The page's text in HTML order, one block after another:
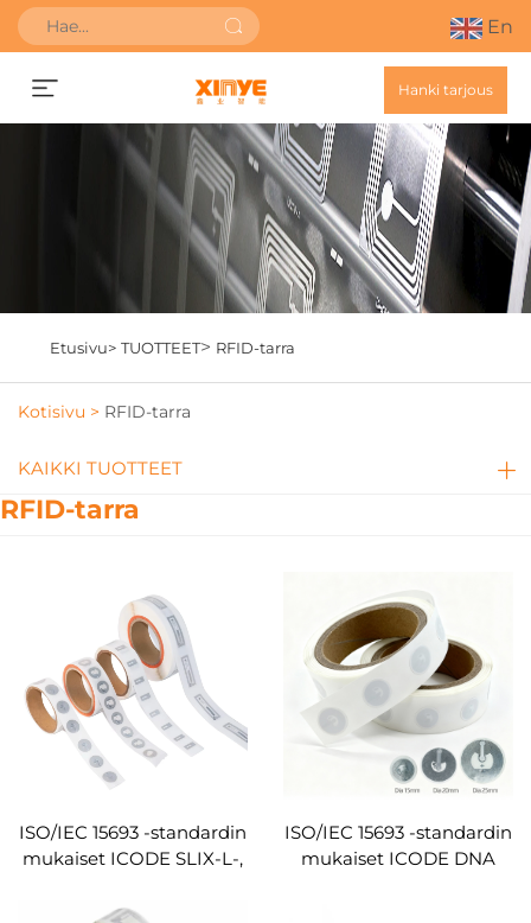
En
Hanki tarjous
Etusivu> TUOTTEET> RFID-tarra
Kotisivu > RFID-tarra
KAIKKI TUOTTEET
RFID-tarra
ISO/IEC 15693 -standardin
mukaiset ICODE SLIX-L-,
SLIX-RFID-tarrat, NFC-
ISO/IEC 15693 -standardin
mukaiset ICODE DNA